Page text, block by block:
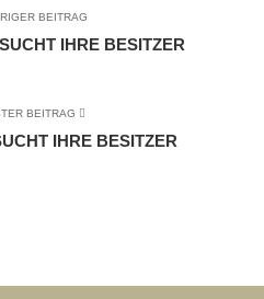
BEITRAG
IHRE BESITZER
BEITRAG
IHRE BESITZER